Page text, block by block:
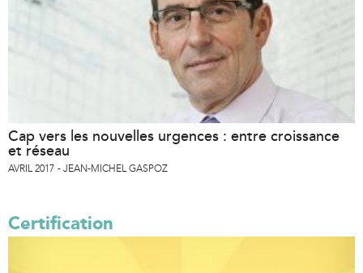
Cap vers les nouvelles urgences : entre croissance
et réseau
AVRIL 2017 JEAN-MICHEL GASPOZ
Certification